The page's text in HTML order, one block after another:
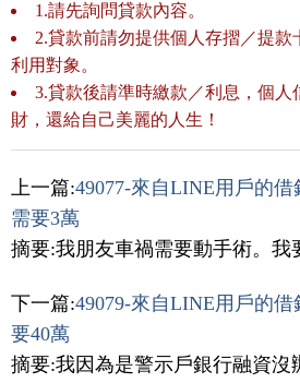
1.請先詢問貸款內容。
2.貸款前請勿提供個人存摺／提款
利用對象。
3.貸款後請準時繳款／利息，個人
財，還給自己美麗的人生！
上一篇:49077-來自LINE用戶的
需要3萬
摘要:我朋友車禍需要動手術。我
下一篇:49079-來自LINE用戶的
要40萬
摘要:我因為是警示戶銀行融資沒